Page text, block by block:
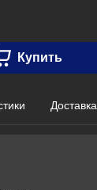
Купить
Доставка